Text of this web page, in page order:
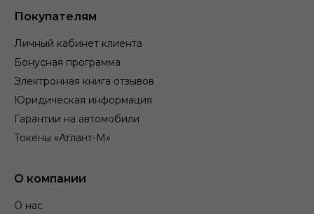
Покупателям
Личный кабинет клиента
Бонусная программа
Электронная книга отзывов
Юридическая информация
Гарантии на автомобили
Токены «Атлант-М»
О компании
О нас